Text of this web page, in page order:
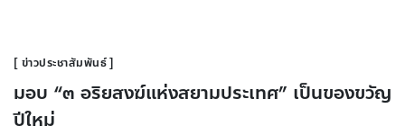
ข่าวประชาสัมพันธ์
มอบ “๓ อริยสงฆ์แห่งสยามประเทศ” เป็นของขวัญ
ปีใหม่